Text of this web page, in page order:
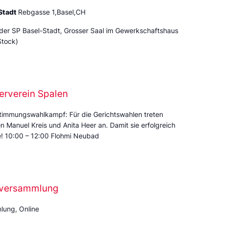
Rebgasse 1,Basel,CH
SP Basel-Stadt, Grosser Saal im Gewerkschaftshaus
Spalen
Für die Gerichtswahlen treten
Manuel Kreis und Anita Heer an. Damit sie erfolgreich
10:00 – 12:00 Flohmi Neubad
Online